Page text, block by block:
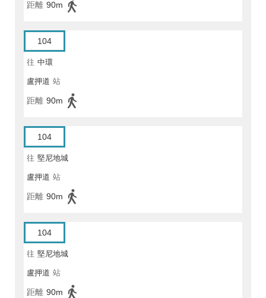
距離 90m
104
往 中環
盧押道 站
距離 90m
104
往 堅尼地城
盧押道 站
距離 90m
104
往 堅尼地城
盧押道 站
距離 90m